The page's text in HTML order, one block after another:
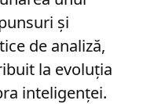
și
de analiză,
la evoluția
inteligenței.